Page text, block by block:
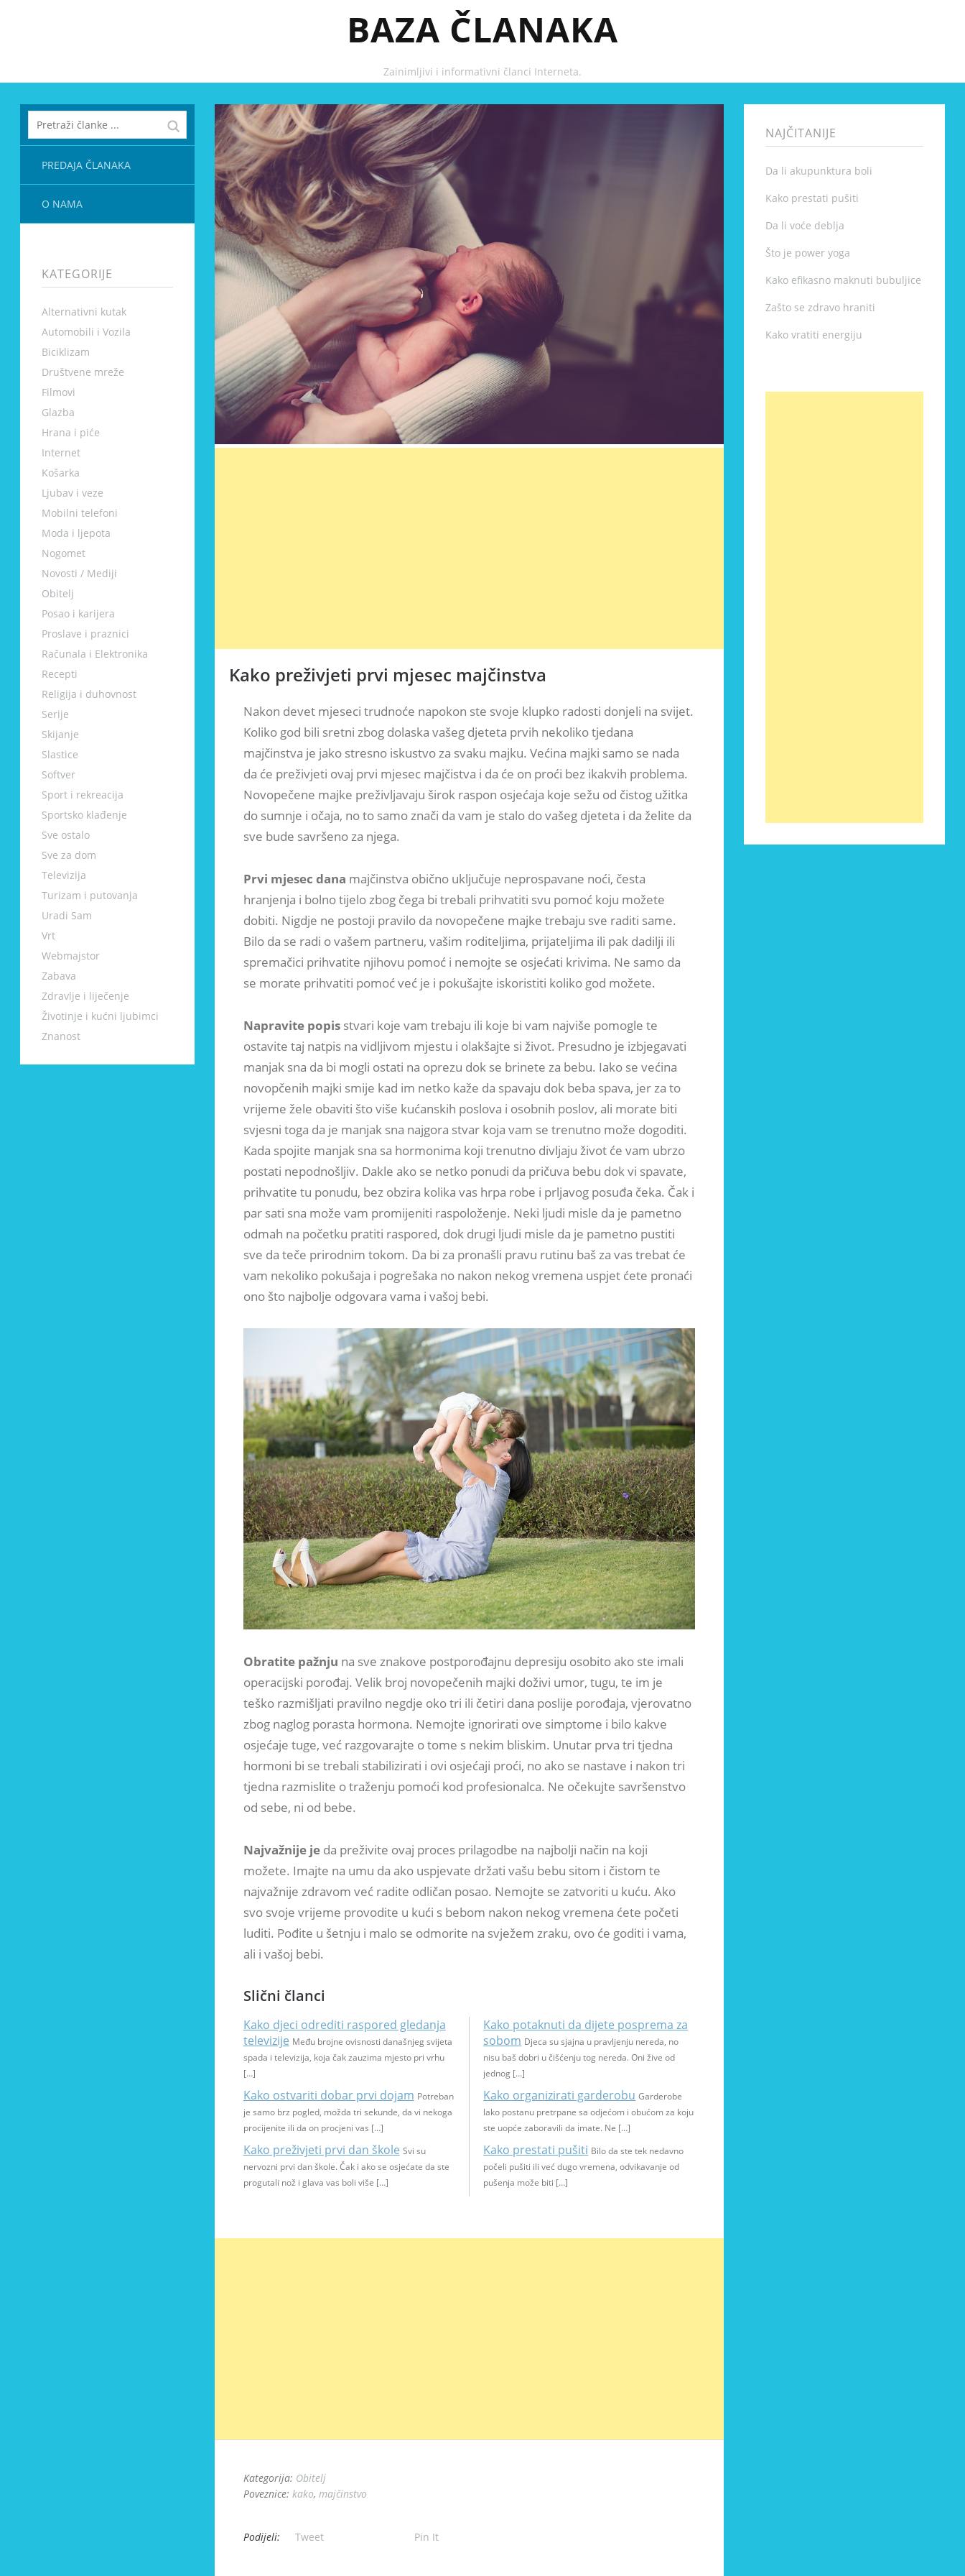
BAZA ČLANAKA
Zainimljivi i informativni članci Interneta.
PREDAJA ČLANAKA
O NAMA
KATEGORIJE
Alternativni kutak
Automobili i Vozila
Biciklizam
Društvene mreže
Filmovi
Glazba
Hrana i piće
Internet
Košarka
Ljubav i veze
Mobilni telefoni
Moda i ljepota
Nogomet
Novosti / Mediji
Obitelj
Posao i karijera
Proslave i praznici
Računala i Elektronika
Recepti
Religija i duhovnost
Serije
Skijanje
Slastice
Softver
Sport i rekreacija
Sportsko klađenje
Sve ostalo
Sve za dom
Televizija
Turizam i putovanja
Uradi Sam
Vrt
Webmajstor
Zabava
Zdravlje i liječenje
Životinje i kućni ljubimci
Znanost
Kako preživjeti prvi mjesec majčinstva
Nakon devet mjeseci trudnoće napokon ste svoje klupko radosti donjeli na svijet.
Koliko god bili sretni zbog dolaska vašeg djeteta prvih nekoliko tjedana
majčinstva je jako stresno iskustvo za svaku majku. Većina majki samo se nada
da će preživjeti ovaj prvi mjesec majčistva i da će on proći bez ikakvih problema.
Novopečene majke preživljavaju širok raspon osjećaja koje sežu od čistog užitka
do sumnje i očaja, no to samo znači da vam je stalo do vašeg djeteta i da želite da
sve bude savršeno za njega.
Prvi mjesec dana majčinstva obično uključuje neprospavane noći, česta
hranjenja i bolno tijelo zbog čega bi trebali prihvatiti svu pomoć koju možete
dobiti. Nigdje ne postoji pravilo da novopečene majke trebaju sve raditi same.
Bilo da se radi o vašem partneru, vašim roditeljima, prijateljima ili pak dadilji ili
spremačici prihvatite njihovu pomoć i nemojte se osjećati krivima. Ne samo da
se morate prihvatiti pomoć već je i pokušajte iskoristiti koliko god možete.
Napravite popisstvari koje vam trebaju ili koje bi vam najviše pomogle te
ostavite taj natpis na vidljivom mjestu i olakšajte si život. Presudno je izbjegavati
manjak sna da bi mogli ostati na oprezu dok se brinete za bebu. Iako se većina
novopčenih majki smije kad im netko kaže da spavaju dok beba spava, jer za to
vrijeme žele obaviti što više kućanskih poslova i osobnih poslov, ali morate biti
svjesni toga da je manjak sna najgora stvar koja vam se trenutno može dogoditi.
Kada spojite manjak sna sa hormonima koji trenutno divljaju život će vam ubrzo
postati nepodnošljiv. Dakle ako se netko ponudi da pričuva bebu dok vi spavate,
prihvatite tu ponudu, bez obzira kolika vas hrpa robe i prljavog posuđa čeka. Čak i
par sati sna može vam promijeniti raspoloženje. Neki ljudi misle da je pametno
odmah na početku pratiti raspored, dok drugi ljudi misle da je pametno pustiti
sve da teče prirodnim tokom. Da bi za pronašli pravu rutinu baš za vas trebat će
vam nekoliko pokušaja i pogrešaka no nakon nekog vremena uspjet ćete pronaći
ono što najbolje odgovara vama i vašoj bebi.
Obratite pažnju na sve znakove postporođajnu depresiju osobito ako ste imali
operacijski porođaj. Velik broj novopečenih majki doživi umor, tugu, te im je
teško razmišljati pravilno negdje oko tri ili četiri dana poslije porođaja, vjerovatno
zbog naglog porasta hormona. Nemojte ignorirati ove simptome i bilo kakve
osjećaje tuge, već razgovarajte o tome s nekim bliskim. Unutar prva tri tjedna
hormoni bi se trebali stabilizirati i ovi osjećaji proći, no ako se nastave i nakon tri
tjedna razmislite o traženju pomoći kod profesionalca. Ne očekujte savršenstvo
od sebe, ni od bebe.
Najvažnije jeda preživite ovaj proces prilagodbe na najbolji način na koji
možete. Imajte na umu da ako uspjevate držati vašu bebu sitom i čistom te
najvažnije zdravom već radite odličan posao. Nemojte se zatvoriti u kuću. Ako
svo svoje vrijeme provodite u kući s bebom nakon nekog vremena ćete početi
luditi. Pođite u šetnju i malo se odmorite na svježem zraku, ovo će goditi i vama,
ali i vašoj bebi.
Slični članci
Kako djeci odrediti raspored gledanja
televizije Među brojne ovisnosti današnjeg svijeta
spada i televizija, koja čak zauzima mjesto pri vrhu
[…]
Kako ostvariti dobar prvi dojam Potreban
je samo brz pogled, možda tri sekunde, da vi nekoga
procijenite ili da on procjeni vas […]
Kako preživjeti prvi dan škole Svi su
nervozni prvi dan škole. Čak i ako se osjećate da ste
progutali nož i glava vas boli više […]
Kako potaknuti da dijete posprema za
sobom Djeca su sjajna u pravljenju nereda, no
nisu baš dobri u čišćenju tog nereda. Oni žive od
jednog […]
Kako organizirati garderobu Garderobe
lako postanu pretrpane sa odjećom i obućom za koju
ste uopće zaboravili da imate. Ne […]
Kako prestati pušiti Bilo da ste tek nedavno
počeli pušiti ili već dugo vremena, odvikavanje od
pušenja može biti […]
Kategorija: Obitelj
Poveznice: kako, majčinstvo
Podijeli: Tweet Pin It
NAJČITANIJE
Da li akupunktura boli
Kako prestati pušiti
Da li voće deblja
Što je power yoga
Kako efikasno maknuti bubuljice
Zašto se zdravo hraniti
Kako vratiti energiju